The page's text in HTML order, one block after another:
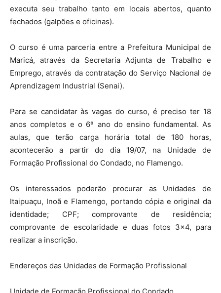
executa seu trabalho tanto em locais abertos, quanto
fechados (galpões e oficinas).
O curso é uma parceria entre a Prefeitura Municipal de
Maricá, através da Secretaria Adjunta de Trabalho e
Emprego, através da contratação do Serviço Nacional de
Aprendizagem Industrial (Senai).
Para se candidatar às vagas do curso, é preciso ter 18
anos completos e o 6º ano do ensino fundamental. As
aulas, que terão carga horária total de 180 horas,
acontecerão a partir do dia 19/07, na Unidade de
Formação Profissional do Condado, no Flamengo.
Os interessados poderão procurar as Unidades de
Itaipuaçu, Inoã e Flamengo, portando cópia e original da
identidade; CPF; comprovante de residência;
comprovante de escolaridade e duas fotos 3×4, para
realizar a inscrição.
Endereços das Unidades de Formação Profissional